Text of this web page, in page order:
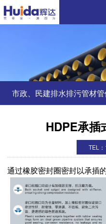
市政、民建排水排污管材
HDPE承插
TEL
通过橡胶密封圈密封以承插